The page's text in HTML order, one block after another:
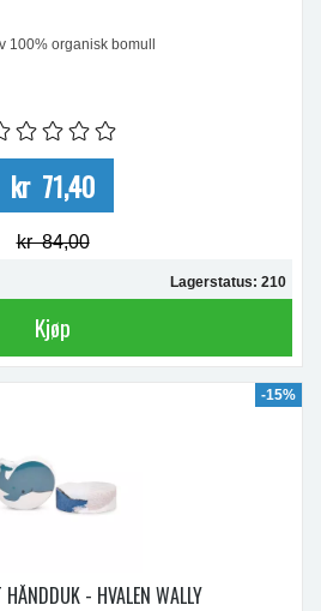
100% organisk bomull
kr 71,40
kr 84,00
Lagerstatus: 210
Kjøp
-15%
- HVALEN WALLY